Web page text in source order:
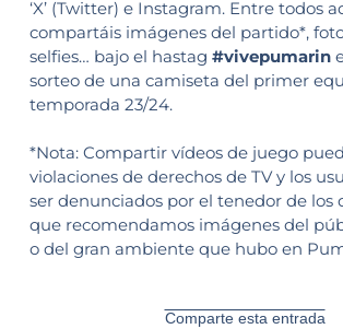
‘X’ (Twitter) e Instagram. Entre todos
compartáis imágenes del partido*,
selfies… bajo el hastag #vivepumarin
sorteo de una camiseta del primer
temporada 23/24.
*Nota: Compartir vídeos de juego
violaciones de derechos de TV y los
ser denunciados por el tenedor de los
que recomendamos imágenes del
o del gran ambiente que hubo en
Comparte esta entrada